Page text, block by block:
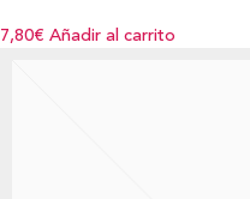
7,80€ Añadir al carrito